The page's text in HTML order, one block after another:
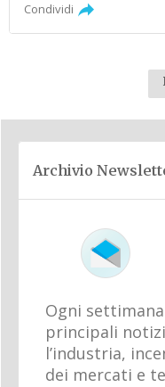
Condividi
Archivio
Ogni
principali
l’industria,
dei mercati e